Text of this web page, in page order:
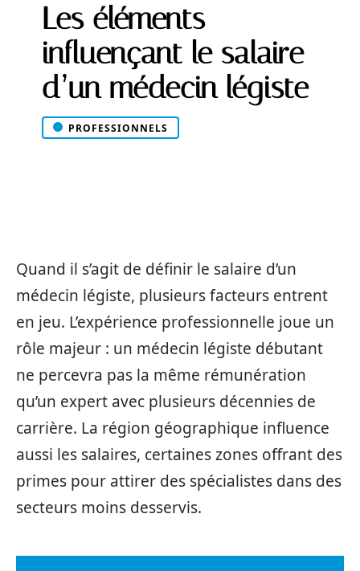
Les éléments
influençant le salaire
d’un médecin légiste
PROFESSIONNELS
Quand il s’agit de définir le salaire d’un
médecin légiste, plusieurs facteurs entrent
en jeu. L’expérience professionnelle joue un
rôle majeur : un médecin légiste débutant
ne percevra pas la même rémunération
qu’un expert avec plusieurs décennies de
carrière. La région géographique influence
aussi les salaires, certaines zones offrant des
primes pour attirer des spécialistes dans des
secteurs moins desservis.